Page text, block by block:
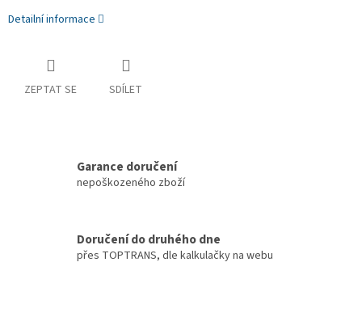
Detailní informace
ZEPTAT SE SDÍLET
Garance doručení
nepoškozeného zboží
Doručení do druhého dne
přes TOPTRANS, dle kalkulačky na webu